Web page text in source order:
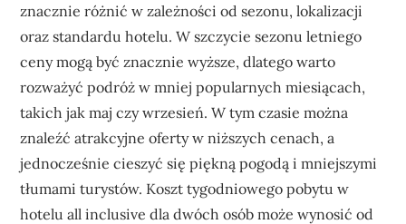
znacznie różnić w zależności od sezonu, lokalizacji
oraz standardu hotelu. W szczycie sezonu letniego
ceny mogą być znacznie wyższe, dlatego warto
rozważyć podróż w mniej popularnych miesiącach,
takich jak maj czy wrzesień. W tym czasie można
znaleźć atrakcyjne oferty w niższych cenach, a
jednocześnie cieszyć się piękną pogodą i mniejszymi
tłumami turystów. Koszt tygodniowego pobytu w
hotelu all inclusive dla dwóch osób może wynosić od